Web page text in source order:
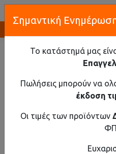
ΑΡΧΙΚΉ
ΥΛΙΚΌ ΡΆΓΑΣ
ΑΣΦΑΛΕΙΟΑΠΟΖΕΎΚΤΕΣ ΈΩΣ
Ασφαλειοαποζεύκτες
Σημαντική
Το κατάστημά μας
Πωλήσεις μπορούν να
έκδοση
Οι τιμές των προϊόντων